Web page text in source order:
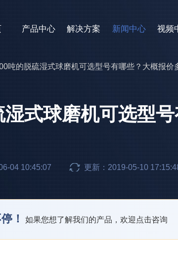
产品中心 解决方案 新闻中心 视频
吨的脱硫湿式球磨机可选型号有哪些？大概报价
湿式球磨机可选型
04 10:45:07 更新：2019-05-10
！ 如果您想了解我们的产品，欢迎点击咨询